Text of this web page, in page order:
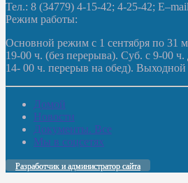
Тел.: 8 (34779) 4-15-42; 4-25-42;
Режим работы:
Основной режим с 1 сентября по 31
19-00 ч. (без перерыва). Суб. с 9-00
14- 00 ч. перерыв на обед). Выходной
Домой
Новости
Документы. Все
Мы в соцсетях
Разработчик и администратор сайта